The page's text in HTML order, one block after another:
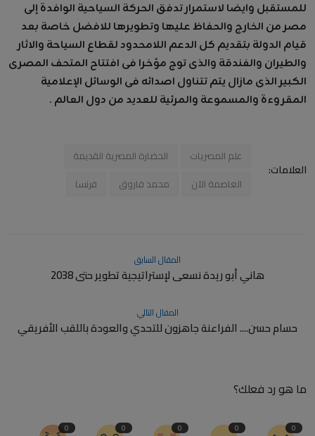
للمستقبل وايضا لاستمرار تدفق الحركة السياحية الوافدة إلى
مصر من الخارج والحفاظ عليها وتطويرها للافضل خاصة بعد
قيام الدولة بتقديم كل الدعم اللامحدود لقطاع السياحة والاثار
والطيران والفندقة والذى توج مؤخرا فى افتتاح المتحف المصرى
الكبير الذى مازال يتم تتناول اصدائه فى الوسائل الإعلامية
المقروءة والمسموعة والمرئية للعديد من دول العالم .
العلامات:
علم المصريات
الحضارة المصرية القديمة
العاصمة الآن
محمد فاروق فرنسا
المقال السابق
هاني أبو ريدة نسعى لإستراتيجية تطوير حتى 2038
المقال التالي
حسام حسن.... الفراعنة جاهزون للتحدي والعودة باللقب الأفريقي
ما هو رد فعلك؟
0
0
0
0
0